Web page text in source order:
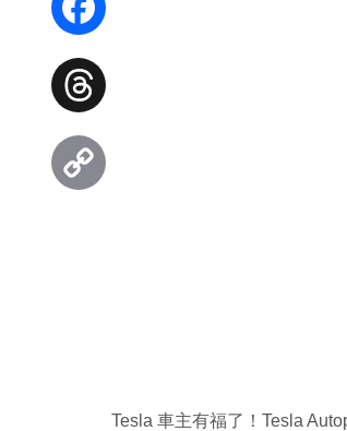
Tesla 車主有福了！Tesla
Facebook
Threads